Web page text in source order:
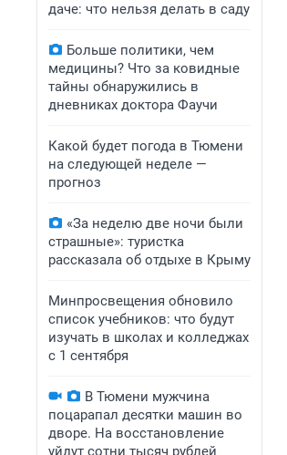
даче: что нельзя делать в саду
Больше политики, чем
медицины? Что за ковидные
тайны обнаружились в
дневниках доктора Фаучи
Какой будет погода в Тюмени
на следующей неделе —
прогноз
«За неделю две ночи были
страшные»: туристка
рассказала об отдыхе в Крыму
Минпросвещения обновило
список учебников: что будут
изучать в школах и колледжах
с 1 сентября
В Тюмени мужчина
поцарапал десятки машин во
дворе. На восстановление
уйдут сотни тысяч рублей